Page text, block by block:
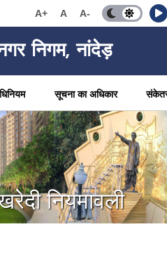
A+ A A-
निगम, नांदेड़
सूचना का अधिकार
नियमावली